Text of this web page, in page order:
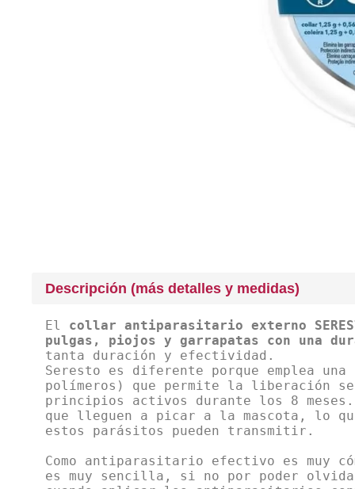
Descripción (más detalles y medidas)
El collar antiparasitario externo
pulgas, piojos y garrapatas con una
tanta duración y efectividad.
Seresto es diferente porque emplea
polímeros) que permite la liberación
principios activos durante los 8
que lleguen a picar a la mascota, lo
estos parásitos pueden transmitir.
Como antiparasitario efectivo es muy
es muy sencilla, si no por poder